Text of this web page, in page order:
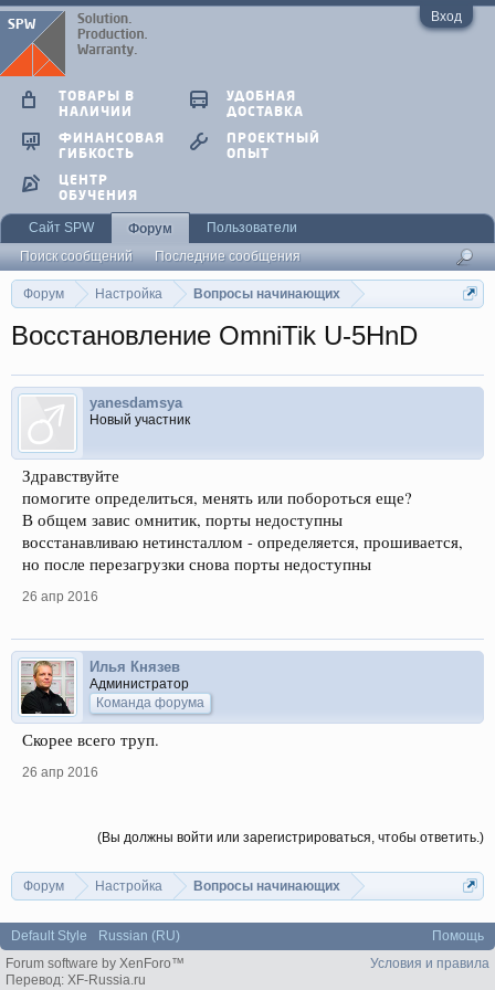
Вход
Форум Настройка Вопросы начинающих
Восстановление OmniTik U-5HnD
yanesdamsya
Новый участник
Здравствуйте
помогите определиться, менять или побороться еще?
В общем завис омнитик, порты недоступны
восстанавливаю нетинсталлом - определяется, прошивается,
но после перезагрузки снова порты недоступны
26 апр 2016
Илья Князев
Администратор
Команда форума
Скорее всего труп.
26 апр 2016
(Вы должны войти или зарегистрироваться, чтобы ответить.)
Форум Настройка Вопросы начинающих
ТОВАРЫ В
НАЛИЧИИ
УДОБНАЯ
ДОСТАВКА
ФИНАНСОВАЯ
ГИБКОСТЬ
ПРОЕКТНЫЙ
ОПЫТ
ЦЕНТР
ОБУЧЕНИЯ
Сайт SPW
Форум
Поиск сообщений
Последние сообщения
Пользователи
Default Style Russian (RU)
Помощь
Условия и правила
Forum software by XenForo™
Перевод: XF-Russia.ru